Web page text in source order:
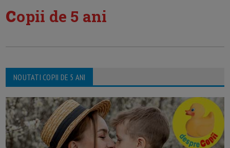
copii de 5 ani
NOUTATI COPII DE 5 ANI